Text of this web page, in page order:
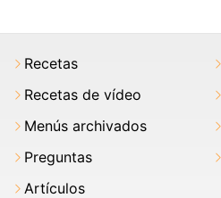
Recetas
Recetas de vídeo
Menús archivados
Preguntas
Artículos